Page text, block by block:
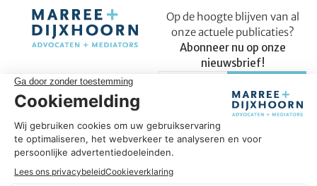
Op de hoogte blijven van al
onze actuele publicaties?
Abonneer nu op onze
nieuwsbrief!
Succesvol in úw onderneming
Omdat wij ons vak verstaan, helpen we u om succesvol te zijn